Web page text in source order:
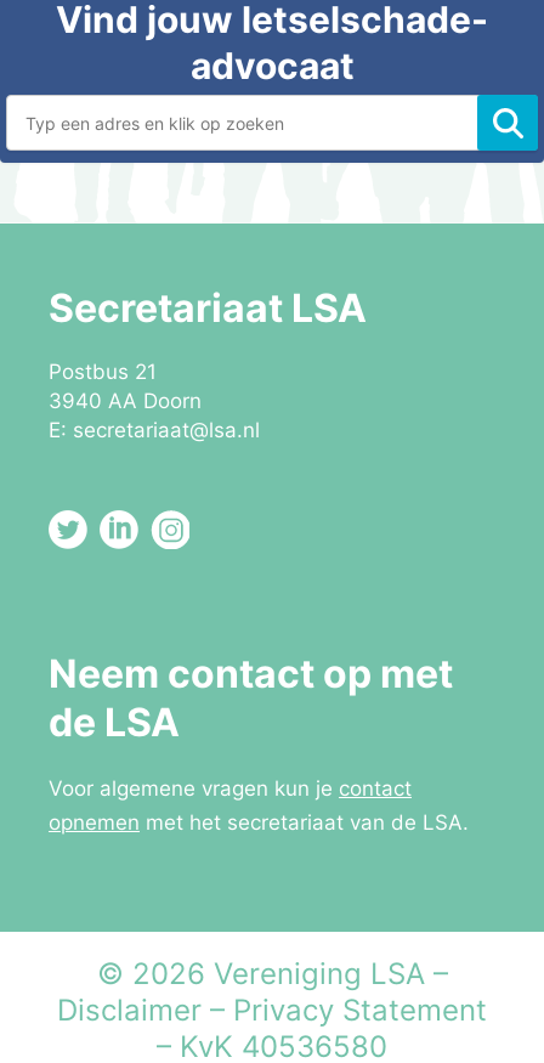
Secretariaat LSA
Postbus 21
3940 AA Doorn
E: secretariaat@lsa.nl
Neem contact op met
de LSA
Voor algemene vragen kun je contact
opnemen met het secretariaat van de LSA.
© 2026 Vereniging LSA –
Disclaimer – Privacy Statement
– KvK 40536580